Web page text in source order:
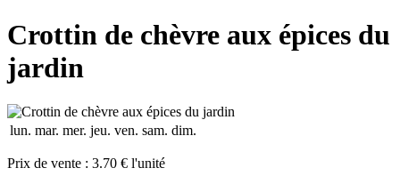
Crottin de chèvre aux épices du
jardin
lun. mar. mer. jeu. ven. sam. dim.
Prix de vente : 3.70 € l'unité